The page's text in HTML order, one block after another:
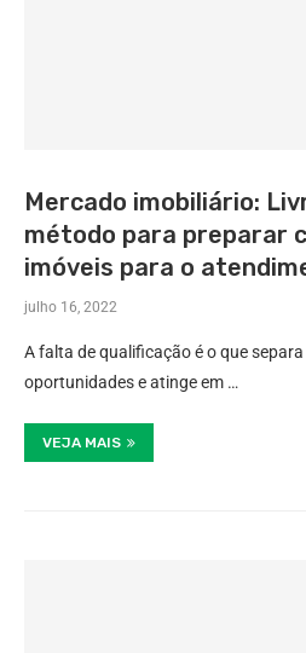
Mercado imobiliário:
método para preparar
imóveis para o
julho 16, 2022
A falta de qualificação é o que
oportunidades e atinge em …
VEJA MAIS